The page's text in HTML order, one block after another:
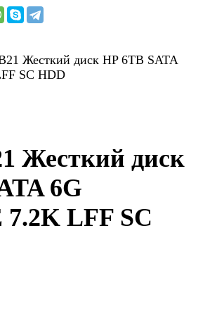
Жесткий диск HP 6TB SATA
SC HDD
Жесткий диск
6G
LFF SC